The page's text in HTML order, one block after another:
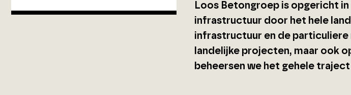
Loos Betongroep is opgericht in
infrastructuur door het hele
infrastructuur en de
landelijke projecten, maar ook
beheersen we het gehele